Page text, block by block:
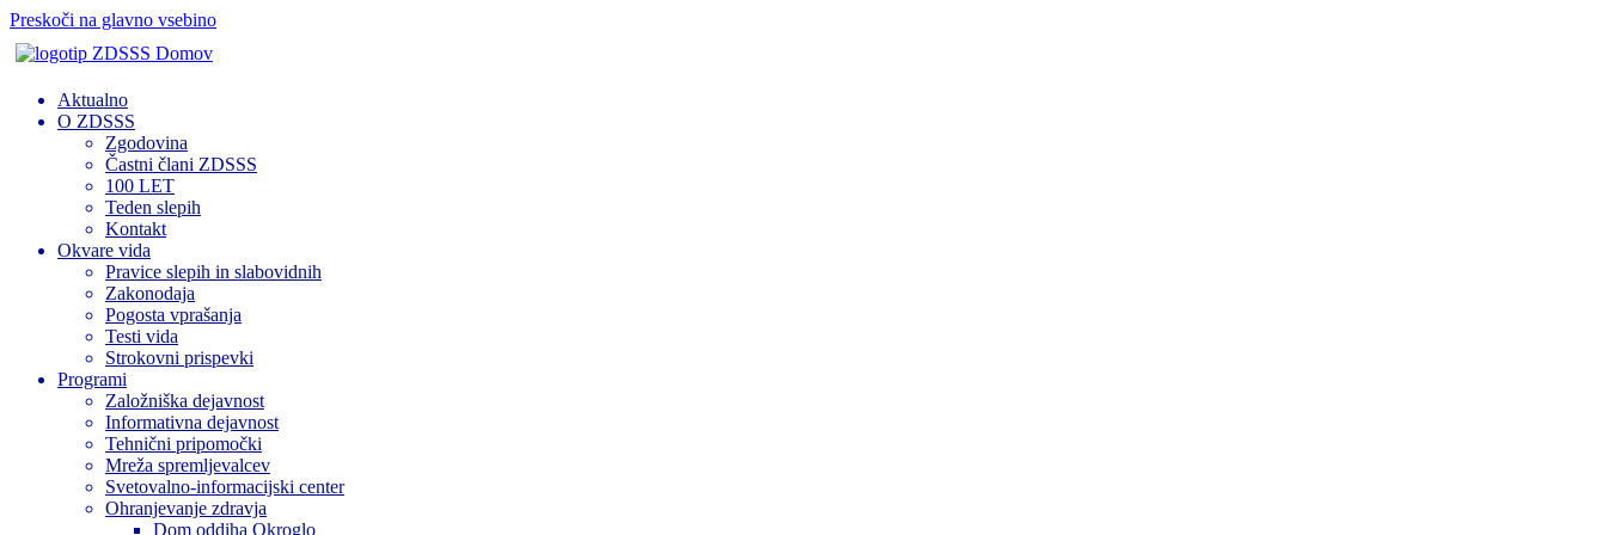
Preskoči na glavno vsebino
Domov
Aktualno
O ZDSSS
Zgodovina
Častni člani ZDSSS
100 LET
Teden slepih
Kontakt
Okvare vida
Pravice slepih in slabovidnih
Zakonodaja
Pogosta vprašanja
Testi vida
Strokovni prispevki
Programi
Založniška dejavnost
Informativna dejavnost
Tehnični pripomočki
Mreža spremljevalcev
Svetovalno-informacijski center
Ohranjevanje zdravja
Dom oddiha Okroglo